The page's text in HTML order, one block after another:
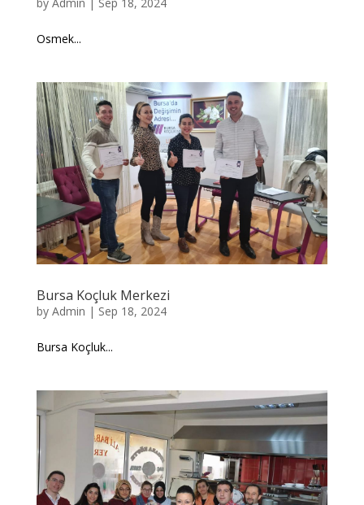
Osmek...
Bursa Koçluk Merkezi
by Admin | Sep 18, 2024
Bursa Koçluk...